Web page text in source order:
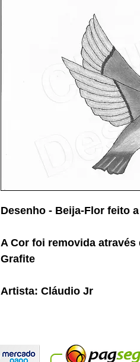
Desenho - Beija-Flor feito
A Cor foi removida
Grafite
Artista: Cláudio Jr